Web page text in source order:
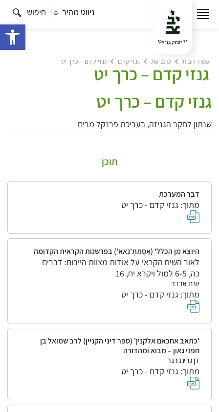
ניווט מהיר חיפוש
עמוד הבית כתב-עת גנזי קדם גנזי קדם – כרך יט
גנזי קדם – כרך יט
גנזי קדם – כרך יט
שנתון לחקר הגניזה, בעריכת פרנקל מרים
תוכן
דבר המערכת
מתוך: גנזי קדם - כרך יט
היוצא מן הכלל' (אִסְתִתְ'נאא') בפרשנות הקראית הקדומה
לאור השיח הקראי על אודות מצוות הייבום: דברים
כה, 6-5 למול ויקרא יח, 16
יורם ארדר
מתוך: גנזי קדם - כרך יט
'כתאב אחכאם אלקנין' (ספר דיני הקניין) לרב שמואל בן
חפני גאון – מבוא ומהדורה
דן גרינברגר
מתוך: גנזי קדם - כרך יט